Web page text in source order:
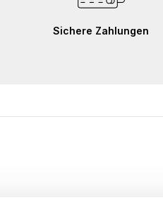
Sichere Zahlungen